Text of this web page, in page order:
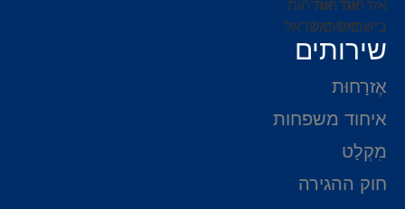
שירותים
אֶזרָחוּת
איחוד משפחות
מִקְלָט
חוק ההגירה